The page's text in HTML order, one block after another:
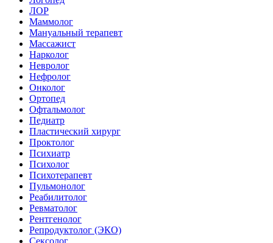
ЛОР
Маммолог
Мануальный терапевт
Массажист
Нарколог
Невролог
Нефролог
Онколог
Ортопед
Офтальмолог
Педиатр
Пластический хирург
Проктолог
Психиатр
Психолог
Психотерапевт
Пульмонолог
Реабилитолог
Ревматолог
Рентгенолог
Репродуктолог (ЭКО)
Сексолог